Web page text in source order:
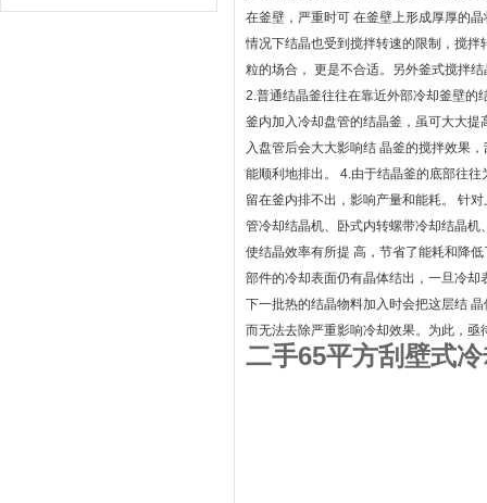
在釜壁，严重时可 在釜壁上形成厚厚的
情况下结晶也受到搅拌转速的限制，搅
粒的场合， 更是不合适。另外釜式搅拌
2.普通结晶釜往往在靠近外部冷却釜壁的
釜内加入冷却盘管的结晶釜，虽可大大
入盘管后会大大影响结 晶釜的搅拌效果
能顺利地排出。 4.由于结晶釜的底部往
留在釜内排不出，影响产量和能耗。 针
管冷却结晶机、卧式内转螺带冷却结晶
使结晶效率有所提 高，节省了能耗和降
部件的冷却表面仍有晶体结出，一旦冷
下一批热的结晶物料加入时会把这层结
而无法去除严重影响冷却效果。为此，
二手65平方刮壁式